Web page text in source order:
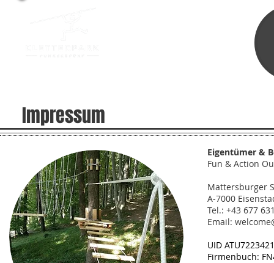
Impressum
Eigentümer &
Fun & Action
Mattersburger
A-7000
Tel.: +43 677
Email:
UID
Firmenbuch: